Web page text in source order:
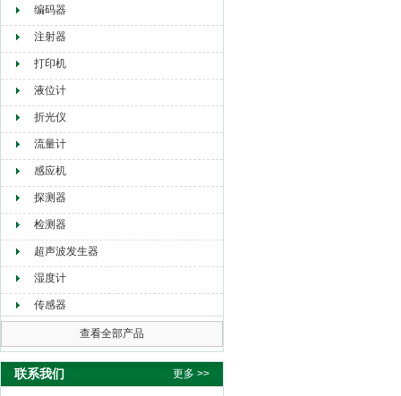
编码器
注射器
打印机
液位计
折光仪
流量计
感应机
探测器
检测器
超声波发生器
湿度计
传感器
查看全部产品
联系我们 更多 >>